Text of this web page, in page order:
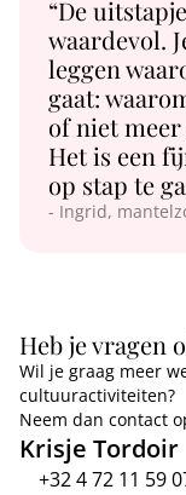
“De
waardevol.
leggen
gaat:
of niet
Het is een
op stap te
- Ingrid,
Heb je vragen
Wil je graag meer
cultuuractiviteiten?
Neem dan contact
Krisje Tordoir
+32 4 72 11 59